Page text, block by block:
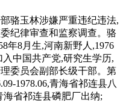
骆玉林涉嫌严重违纪违法,
纪律审查和监察调查。骆
年8月生,河南新野人,1976
中国共产党,研究生学历,
委员会副部长级干部。第
1978.06,青海省祁连县八
海省祁连县磷肥厂出纳;